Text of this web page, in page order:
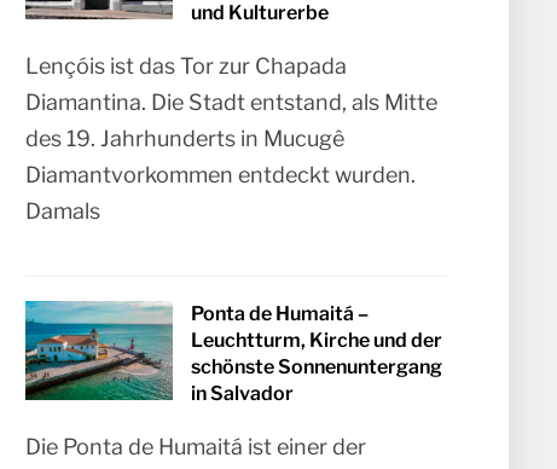
und Kulturerbe
Lençóis ist das Tor zur Chapada
Diamantina. Die Stadt entstand, als Mitte
des 19. Jahrhunderts in Mucugê
Diamantvorkommen entdeckt wurden.
Damals
Ponta de Humaitá –
Leuchtturm, Kirche und der
schönste Sonnenuntergang
in Salvador
Die Ponta de Humaitá ist einer der